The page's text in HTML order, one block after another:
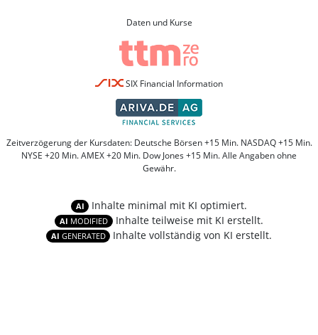
Daten und Kurse
SIX Financial Information
Zeitverzögerung der Kursdaten: Deutsche Börsen +15 Min. NASDAQ +15 Min.
NYSE +20 Min. AMEX +20 Min. Dow Jones +15 Min. Alle Angaben ohne
Gewähr.
AI Inhalte minimal mit KI optimiert.
AI MODIFIED Inhalte teilweise mit KI erstellt.
AI GENERATED Inhalte vollständig von KI erstellt.